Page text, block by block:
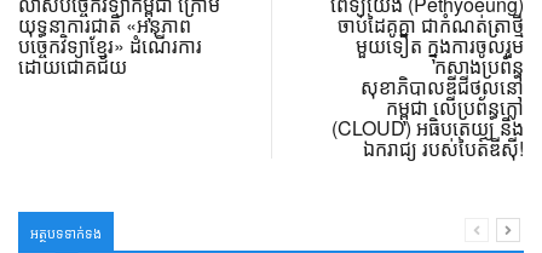
យុទ្ធនាការជាតិ «អនុភាព
បច្ចេកវិទ្យាខ្មែរ» ដំណើរការ
ដោយជោគជ័យ
ចាប់ដៃគូគ្នា ជាកំណត់ត្រាថ្មី
មួយទៀត ក្នុងការចូលរួម
កសាងប្រព័ន្ធ
សុខាភិបាលឌីជីថល​នៅ
កម្ពុជា លើប្រព័ន្ធក្លៅ
(CLOUD) អធិបតេយ្យ និង
ឯករាជ្យ របស់បៃត៍ឌីស៊ី!
អត្ថបទទាក់ទង